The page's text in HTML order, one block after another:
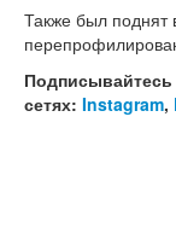
Также был поднят
Подписывайтесь
сетях: Instagram,